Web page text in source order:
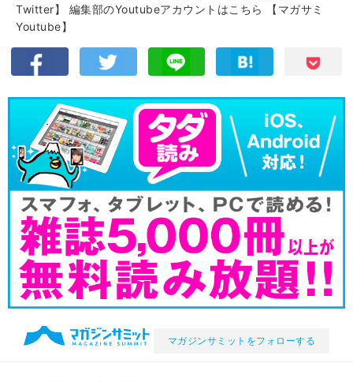
Twitter】
編集部のYoutubeアカウントはこちら
【マガサミ
Youtube】
マガジンサミットをフォローする